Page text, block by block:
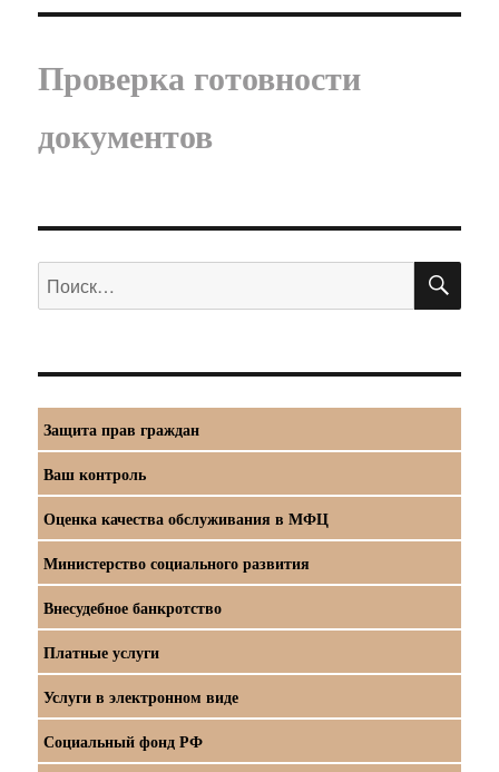
Проверка готовности
документов
Искать:
Защита прав граждан
Ваш контроль
Оценка качества обслуживания в МФЦ
Министерство социального развития
Внесудебное банкротство
Платные услуги
Услуги в электронном виде
Социальный фонд РФ